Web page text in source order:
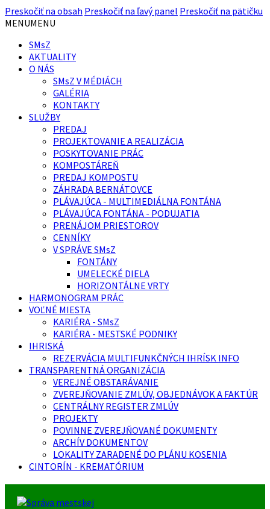
Preskočiť na obsah Preskočiť na ľavý panel Preskočiť na pätičku
MENUMENU
SMsZ
AKTUALITY
O NÁS
SMsZ V MÉDIÁCH
GALÉRIA
KONTAKTY
SLUŽBY
PREDAJ
PROJEKTOVANIE A REALIZÁCIA
POSKYTOVANIE PRÁC
KOMPOSTÁREŇ
PREDAJ KOMPOSTU
ZÁHRADA BERNÁTOVCE
PLÁVAJÚCA - MULTIMEDIÁLNA FONTÁNA
PLÁVAJÚCA FONTÁNA - PODUJATIA
PRENÁJOM PRIESTOROV
CENNÍKY
V SPRÁVE SMsZ
FONTÁNY
UMELECKÉ DIELA
HORIZONTÁLNE VRTY
HARMONOGRAM PRÁC
VOĽNÉ MIESTA
KARIÉRA - SMsZ
KARIÉRA - MESTSKÉ PODNIKY
IHRISKÁ
REZERVÁCIA MULTIFUNKČNÝCH IHRÍSK INFO
TRANSPARENTNÁ ORGANIZÁCIA
VEREJNÉ OBSTARÁVANIE
ZVEREJŇOVANIE ZMLÚV, OBJEDNÁVOK A FAKTÚR
CENTRÁLNY REGISTER ZMLÚV
PROJEKTY
POVINNE ZVEREJŇOVANÉ DOKUMENTY
ARCHÍV DOKUMENTOV
LOKALITY ZARADENÉ DO PLÁNU KOSENIA
CINTORÍN - KREMATÓRIUM